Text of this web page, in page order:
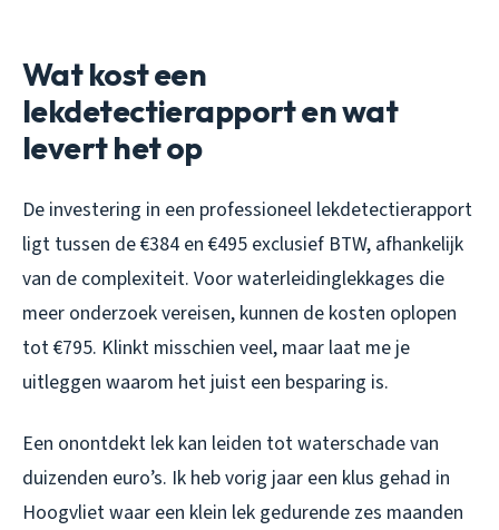
Wat kost een
lekdetectierapport en wat
levert het op
De investering in een professioneel lekdetectierapport
ligt tussen de €384 en €495 exclusief BTW, afhankelijk
van de complexiteit. Voor waterleidinglekkages die
meer onderzoek vereisen, kunnen de kosten oplopen
tot €795. Klinkt misschien veel, maar laat me je
uitleggen waarom het juist een besparing is.
Een onontdekt lek kan leiden tot waterschade van
duizenden euro’s. Ik heb vorig jaar een klus gehad in
Hoogvliet waar een klein lek gedurende zes maanden